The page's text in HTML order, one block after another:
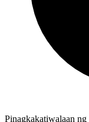
Pinagkakatiwalaan